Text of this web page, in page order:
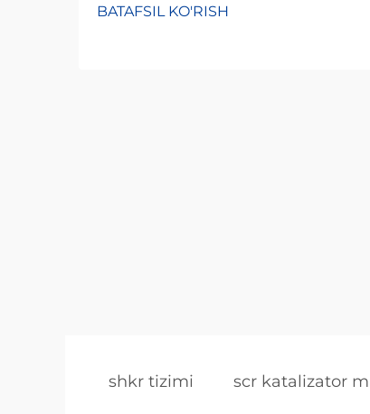
BATAFSIL KO'RISH
shkr tizimi scr katalizator